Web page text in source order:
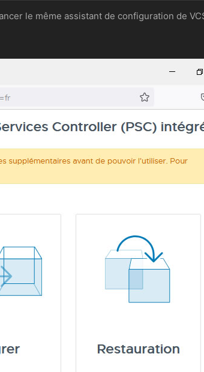
le même assistant de configuration de